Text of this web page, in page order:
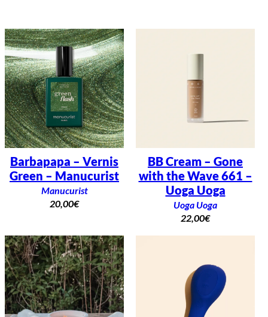
Barbapapa – Vernis
Green – Manucurist
Manucurist
20,00€
BB Cream – Gone
with the Wave 661 –
Uoga Uoga
Uoga Uoga
22,00€